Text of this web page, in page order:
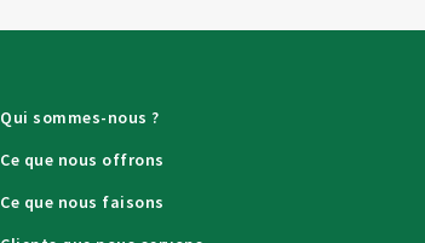
Qui sommes-nous ?
Ce que nous offrons
Ce que nous faisons